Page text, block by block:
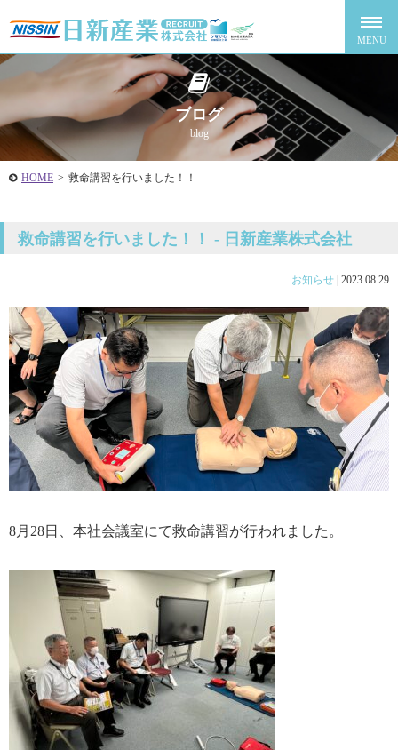
ブログ
blog
HOME > 救命講習を行いました！！
救命講習を行いました！！ - 日新産業株式会社
お知らせ 2023.08.29
8月28日、本社会議室にて救命講習が行われました。